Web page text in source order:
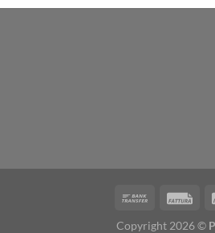
Copyright 2026 ©